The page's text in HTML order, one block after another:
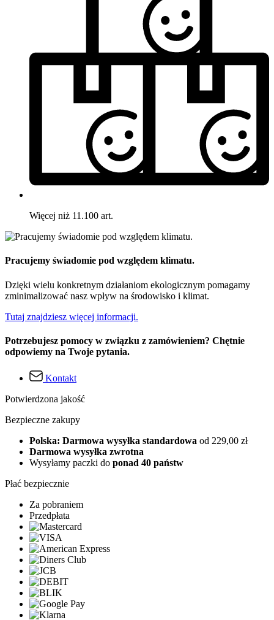
Więcej niż 11.100 art.
Pracujemy świadomie pod względem klimatu.
Dzięki wielu konkretnym działaniom ekologicznym pomagamy
zminimalizować nasz wpływ na środowisko i klimat.
Tutaj znajdziesz więcej informacji.
Potrzebujesz pomocy w związku z zamówieniem? Chętnie
odpowiemy na Twoje pytania.
Kontakt
Potwierdzona jakość
Bezpieczne zakupy
Polska: Darmowa wysyłka standardowa od 229,00 zł
Darmowa wysyłka zwrotna
Wysyłamy paczki do ponad 40 państw
Płać bezpiecznie
Za pobraniem
Przedpłata